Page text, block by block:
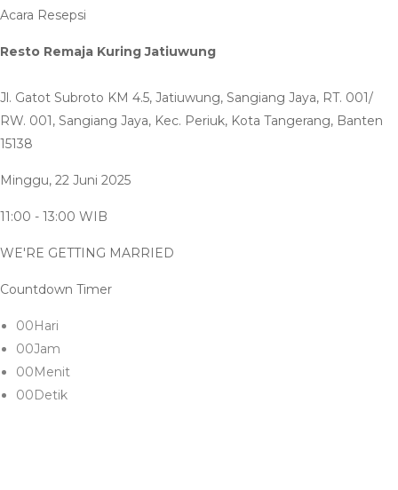
Acara Resepsi
Resto Remaja Kuring Jatiuwung
Jl. Gatot Subroto KM 4.5, Jatiuwung, Sangiang Jaya, RT. 001/
RW. 001, Sangiang Jaya, Kec. Periuk, Kota Tangerang, Banten
15138
Minggu, 22 Juni 2025
11:00 - 13:00 WIB
WE'RE GETTING MARRIED
Countdown Timer
00Hari
00Jam
00Menit
00Detik